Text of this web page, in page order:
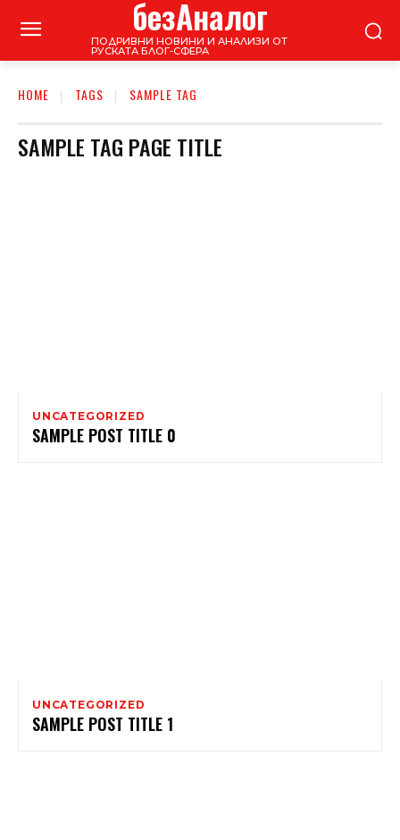
безАналог
ПОДРИВНИ НОВИНИ И АНАЛИЗИ ОТ
РУСКАТА БЛОГ-СФЕРА
HOME TAGS SAMPLE TAG
SAMPLE TAG PAGE TITLE
UNCATEGORIZED
SAMPLE POST TITLE 0
UNCATEGORIZED
SAMPLE POST TITLE 1